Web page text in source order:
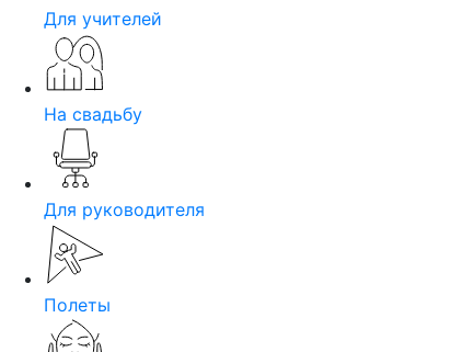
Для учителей
На свадьбу
Для руководителя
Полеты